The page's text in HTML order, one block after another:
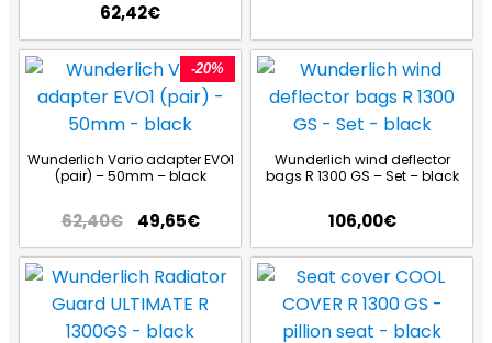
62,42€
-20%
Wunderlich Vario adapter EVO1
(pair) – 50mm – black
62,40€ 49,65€
Wunderlich wind deflector
bags R 1300 GS – Set – black
106,00€